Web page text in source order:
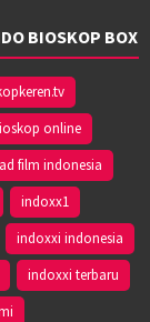
BIOSKOP BOX
online
film indonesia
indoxx1
indoxxi indonesia
indoxxi terbaru